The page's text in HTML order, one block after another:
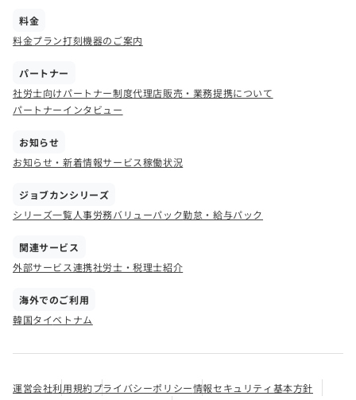
料金
料金プラン打刻機器のご案内
パートナー
社労士向けパートナー制度代理店販売・業務提携について
パートナーインタビュー
お知らせ
お知らせ・新着情報サービス稼働状況
ジョブカンシリーズ
シリーズ一覧人事労務バリューパック勤怠・給与パック
関連サービス
外部サービス連携社労士・税理士紹介
海外でのご利用
韓国タイベトナム
運営会社利用規約プライバシーポリシー情報セキュリティ基本方針